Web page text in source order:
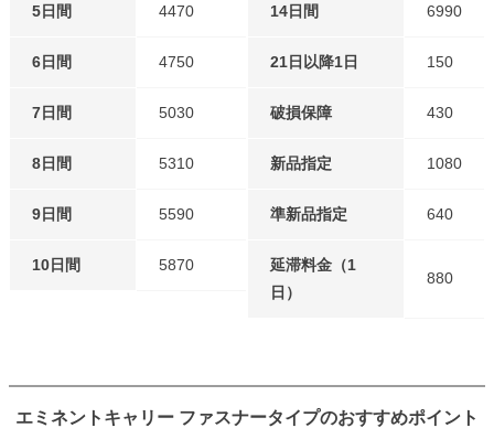
5日間 4470
6日間 4750
7日間 5030
8日間 5310
9日間 5590
10日間 5870
14日間 6990
21日以降1日 150
破損保障 430
新品指定 1080
準新品指定 640
延滞料金（1
日）
880
エミネントキャリー ファスナータイプのおすすめポイント